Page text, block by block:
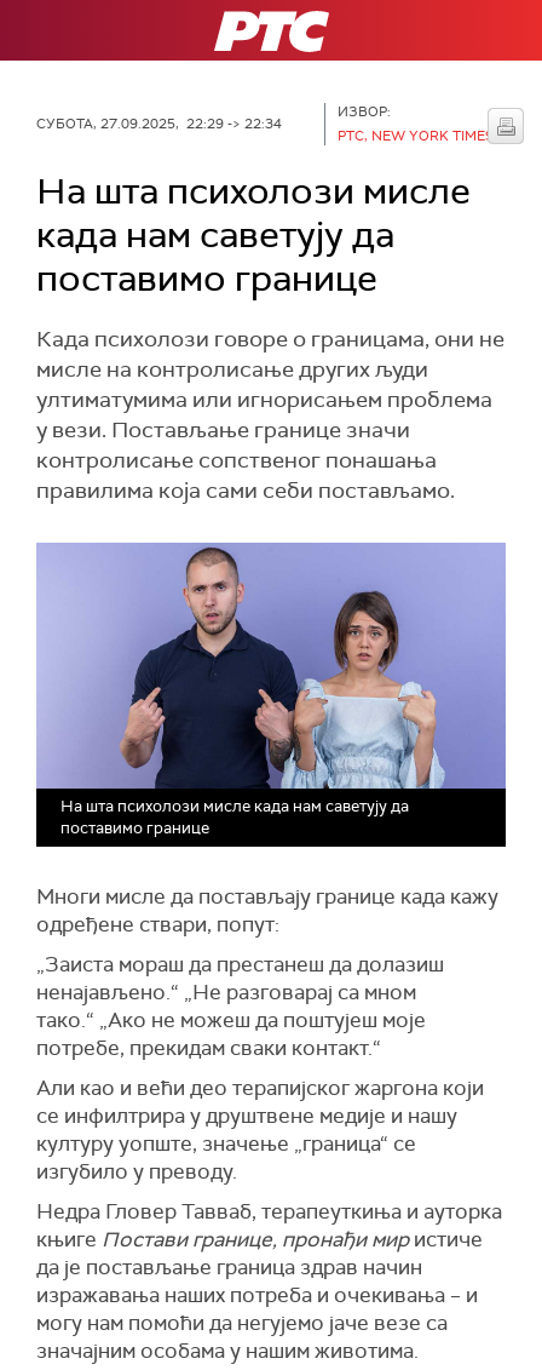
РТС
СУБОТА, 27.09.2025, 22:29 -> 22:34
ИЗВОР:
РТС, NEW YORK TIMES
На шта психолози мисле
када нам саветују да
поставимо границе
Када психолози говоре о границама, они не
мисле на контролисање других људи
ултиматумима или игнорисањем проблема
у вези. Постављање границе значи
контролисање сопственог понашања
правилима која сами себи постављамо.
На шта психолози мисле када нам саветују да
поставимо границе
Многи мисле да постављају границе када кажу
одређене ствари, попут:
„Заиста мораш да престанеш да долазиш
ненајављено.“ „Не разговарај са мном
тако.“ „Ако не можеш да поштујеш моје
потребе, прекидам сваки контакт.“
Али као и већи део терапијског жаргона који
се инфилтрира у друштвене медије и нашу
културу уопште, значење „граница“ се
изгубило у преводу.
Недра Гловер Тавваб, терапеуткиња и ауторка
књиге Постави границе, пронађи миристиче
да је постављање граница здрав начин
изражавања наших потреба и очекивања – и
могу нам помоћи да негујемо јаче везе са
значајним особама у нашим животима.